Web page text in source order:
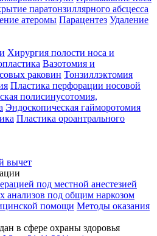
паратонзиллярного абсцесса
атеромы Парацентез Удаление
Хирургия полости носа и
Вазотомия и
раковин Тонзиллэктомия
Пластика перфорации носовой
полисинусотомия,
Эндоскопическая гайморотомия
Пластика ороантрального
вычет
под местной анестезией
анализов под общим наркозом
помощи Методы оказания
в сфере охраны здоровья